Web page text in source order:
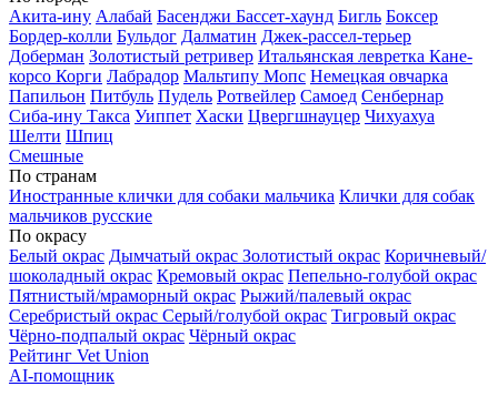
Акита-ину Алабай Басенджи Бассет-хаунд Бигль Боксер
Бордер-колли Бульдог Далматин Джек-рассел-терьер
Доберман Золотистый ретривер Итальянская левретка Кане-
корсо Корги Лабрадор Мальтипу Мопс Немецкая овчарка
Папильон Питбуль Пудель Ротвейлер Самоед Сенбернар
Сиба-ину Такса Уиппет Хаски Цвергшнауцер Чихуахуа
Шелти Шпиц
Смешные
По странам
Иностранные клички для собаки мальчика Клички для собак
мальчиков русские
По окрасу
Белый окрас Дымчатый окрас Золотистый окрас Коричневый/
шоколадный окрас Кремовый окрас Пепельно-голубой окрас
Пятнистый/мраморный окрас Рыжий/палевый окрас
Серебристый окрас Серый/голубой окрас Тигровый окрас
Чёрно-подпалый окрас Чёрный окрас
Рейтинг Vet Union
AI-помощник